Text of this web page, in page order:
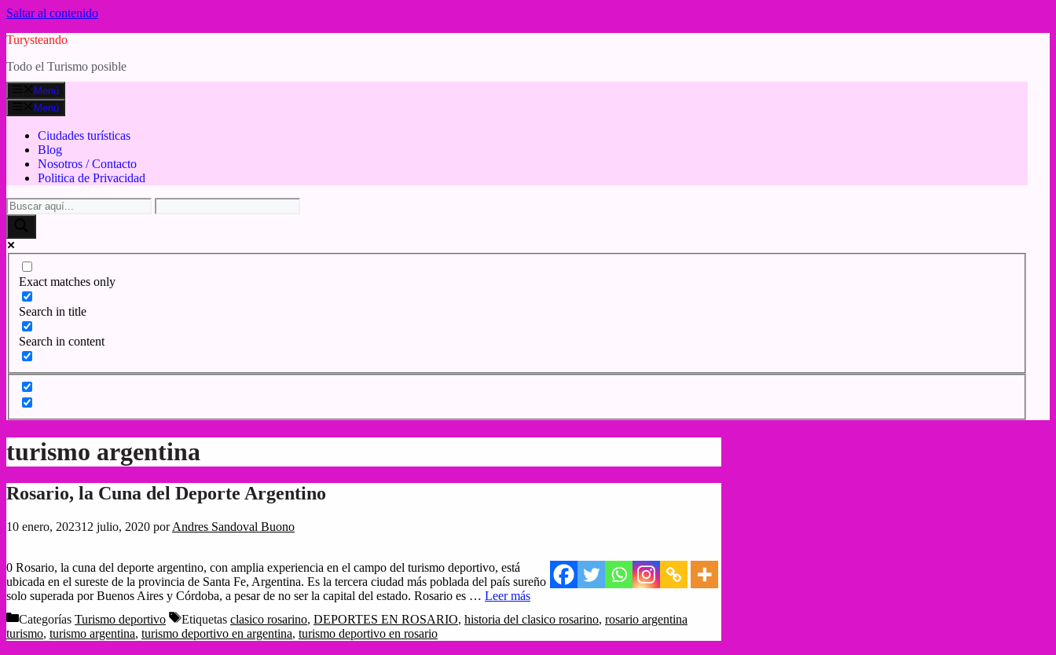
Saltar al contenido
Turysteando
Todo el Turismo posible
Menú
Menú
Ciudades turísticas
Blog
Nosotros / Contacto
Politica de Privacidad
Exact matches only
Search in title
Search in content
turismo argentina
Rosario, la Cuna del Deporte Argentino
10 enero, 202312 julio, 2020 porAndres Sandoval Buono
0 Rosario, la cuna del deporte argentino, con amplia experiencia en el campo del turismo deportivo, está
ubicada en el sureste de la provincia de Santa Fe, Argentina. Es la tercera ciudad más poblada del país sureño
solo superada por Buenos Aires y Córdoba, a pesar de no ser la capital del estado. Rosario es … Leer más
Categorías Turismo deportivo Etiquetas clasico rosarino, DEPORTES EN ROSARIO, historia del clasico rosarino, rosario argentina
turismo, turismo argentina, turismo deportivo en argentina, turismo deportivo en rosario